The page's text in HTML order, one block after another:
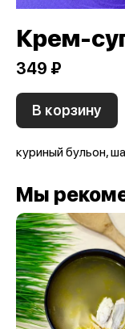
Крем-
349 ₽
В корзину
куриный бульон,
Мы